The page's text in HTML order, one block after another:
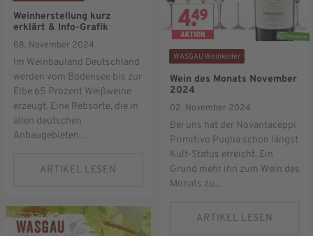
Weinherstellung kurz
erklärt & Info-Grafik
08. November 2024
Im Weinbauland Deutschland
werden vom Bodensee bis zur
Elbe 65 Prozent Weißweine
erzeugt. Eine Rebsorte, die in
allen deutschen
Anbaugebieten...
ARTIKEL LESEN
WASGAU Weinkeller
Wein des Monats November
2024
02. November 2024
Bei uns hat der Novantaceppi
Primitivo Puglia schon längst
Kult-Status erreicht. Ein
Grund mehr ihn zum Wein des
Monats zu...
ARTIKEL LESEN